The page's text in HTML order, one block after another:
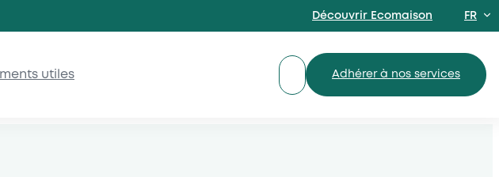
Découvrir Ecomaison FR
utiles Adhérer à nos services